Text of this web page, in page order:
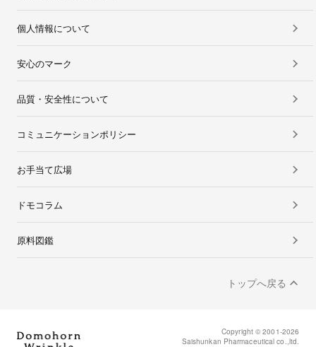
個人情報について
安心のマーク
品質・安全性について
コミュニケーションポリシー
お手当て広場
ドモコラム
原料図鑑
トップへ戻る
Copyright © 2001-2026
Saishunkan Pharmaceutical co.,ltd.